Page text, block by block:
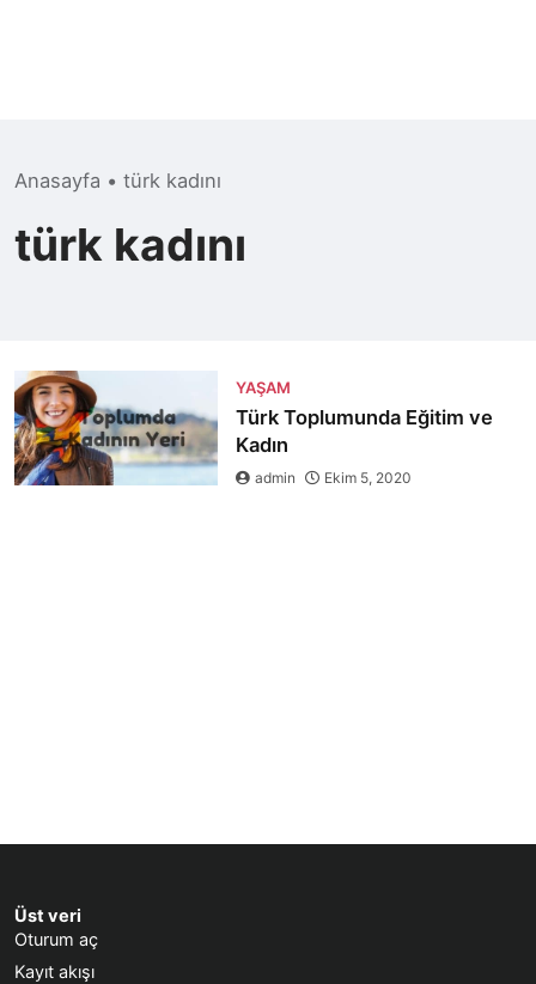
Anasayfa • türk kadını
türk kadını
YAŞAM
Türk Toplumunda Eğitim ve
Kadın
admin Ekim 5, 2020
Üst veri
Oturum aç
Kayıt akışı